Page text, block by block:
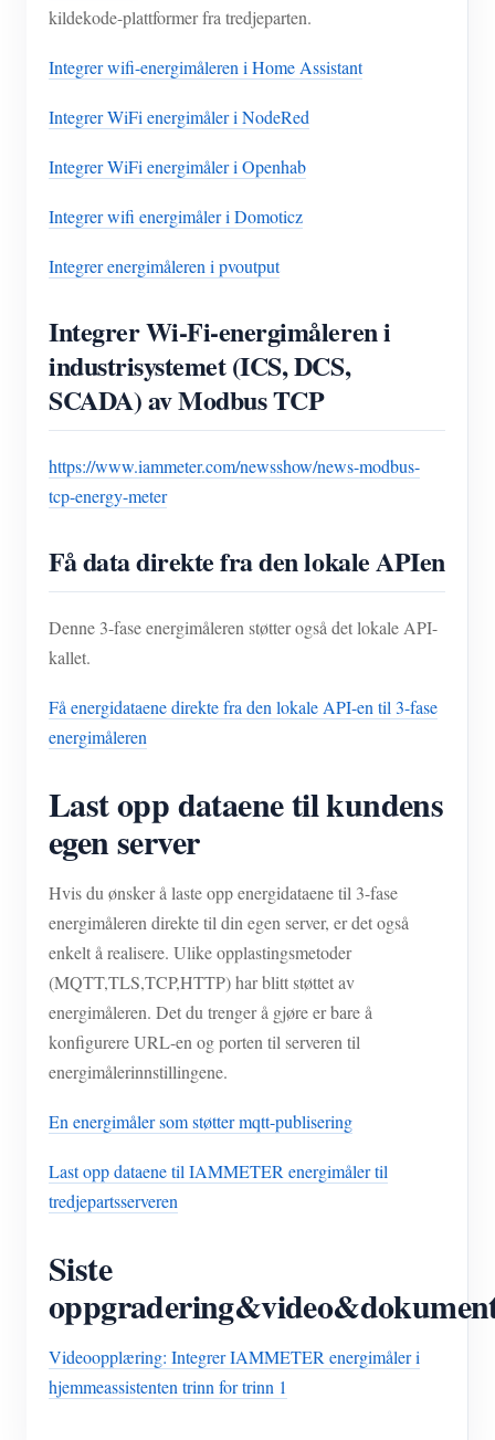
kildekode-plattformer fra tredjeparten.
Integrer wifi-energimåleren i Home Assistant
Integrer WiFi energimåler i NodeRed
Integrer WiFi energimåler i Openhab
Integrer wifi energimåler i Domoticz
Integrer energimåleren i pvoutput
Integrer Wi-Fi-energimåleren i
industrisystemet (ICS, DCS,
SCADA) av Modbus TCP
https://www.iammeter.com/newsshow/news-modbus-
tcp-energy-meter
Få data direkte fra den lokale APIen
Denne 3-fase energimåleren støtter også det lokale API-
kallet.
Få energidataene direkte fra den lokale API-en til 3-fase
energimåleren
Last opp dataene til kundens
egen server
Hvis du ønsker å laste opp energidataene til 3-fase
energimåleren direkte til din egen server, er det også
enkelt å realisere. Ulike opplastingsmetoder
(MQTT,TLS,TCP,HTTP) har blitt støttet av
energimåleren. Det du trenger å gjøre er bare å
konfigurere URL-en og porten til serveren til
energimålerinnstillingene.
En energimåler som støtter mqtt-publisering
Last opp dataene til IAMMETER energimåler til
tredjepartsserveren
Siste
Videoopplæring: Integrer IAMMETER energimåler i
hjemmeassistenten trinn for trinn 1